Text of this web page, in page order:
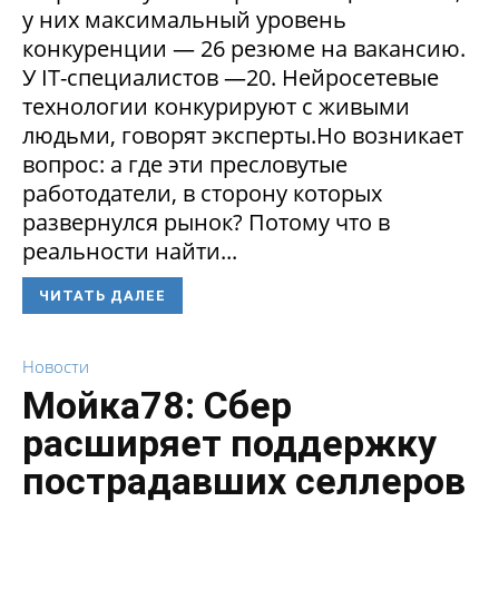
у них максимальный уровень
конкуренции — 26 резюме на вакансию.
У IT-специалистов —20. Нейросетевые
технологии конкурируют с живыми
людьми, говорят эксперты.Но возникает
вопрос: а где эти пресловутые
работодатели, в сторону которых
развернулся рынок? Потому что в
реальности найти...
ЧИТАТЬ ДАЛЕЕ
Новости
Мойка78: Сбер
расширяет поддержку
пострадавших селлеров